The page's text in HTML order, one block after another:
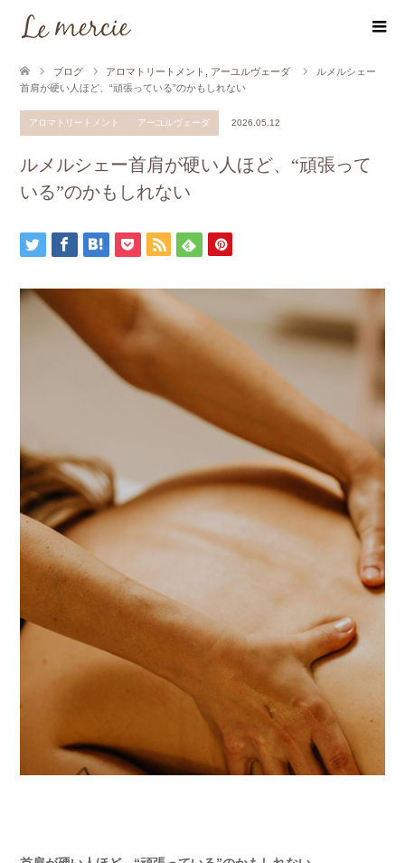
ブログ アロマトリートメント アーユルヴェーダ
ルメルシェー
首肩が硬い人ほど、“頑張っている”のかもしれない
アロマトリートメント アーユルヴェーダ 2026.05.12
ルメルシェー首肩が硬い人ほど、“頑張って
いる”のかもしれない